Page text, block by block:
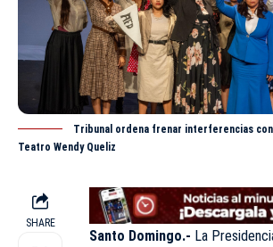
Tribunal ordena frenar interferencias
Teatro Wendy Queliz
SHARE
Santo Domingo.- La